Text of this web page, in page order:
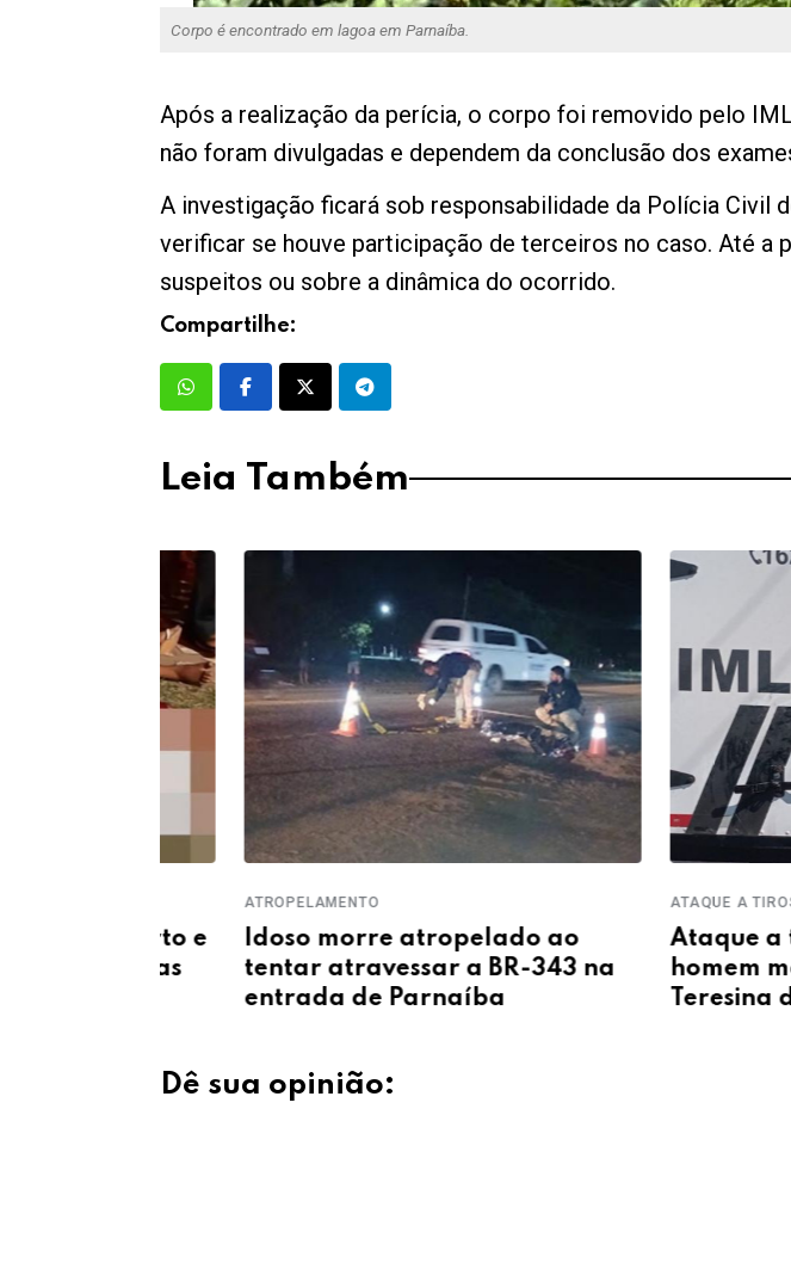
Corpo é encontrado em lagoa em Parnaíba.
Após a realização da perícia, o corpo foi removido pelo
não foram divulgadas e dependem da conclusão dos
A investigação ficará sob responsabilidade da Polícia Civil
verificar se houve participação de terceiros no caso. Até a
suspeitos ou sobre a dinâmica do ocorrido.
Compartilhe:
Leia Também
ATROPELAMENTO
Idoso morre atropelado ao
tentar atravessar a BR-343 na
entrada de Parnaíba
ATAQUE A TIROS
Ataque a tiros
homem morto
Teresina
Dê sua opinião: